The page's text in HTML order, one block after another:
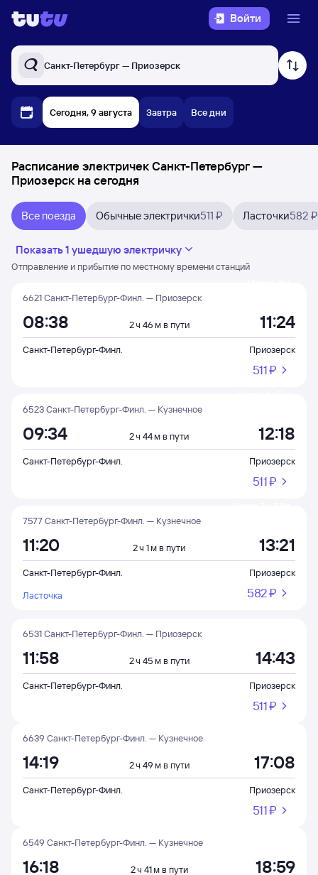
Войти
Санкт-Петербург — Приозерск
Сегодня, 9 августа Завтра Все дни
Расписание электричек Санкт-Петербург —
Приозерск на сегодня
Все поезда Обычные электрички511 ₽ Ласточки582 ₽
Показать 1 ушедшую электричку
Отправление и прибытие по местному времени станций
6621 Санкт-Петербург-Финл. — Приозерск
08:38 2 ч 46 м в пути 11:24
Санкт-Петербург-Финл. Приозерск
511 ⁠₽
6523 Санкт-Петербург-Финл. — Кузнечное
09:34 2 ч 44 м в пути 12:18
Санкт-Петербург-Финл. Приозерск
511 ⁠₽
7577 Санкт-Петербург-Финл. — Кузнечное
11:20 2 ч 1 м в пути 13:21
Санкт-Петербург-Финл.
Приозерск
Ласточка
582 ⁠₽
6531 Санкт-Петербург-Финл. — Приозерск
11:58 2 ч 45 м в пути 14:43
Санкт-Петербург-Финл. Приозерск
511 ⁠₽
6639 Санкт-Петербург-Финл. — Кузнечное
14:19 2 ч 49 м в пути 17:08
Санкт-Петербург-Финл. Приозерск
511 ⁠₽
6549 Санкт-Петербург-Финл. — Кузнечное
16:18 2 ч 41 м в пути 18:59